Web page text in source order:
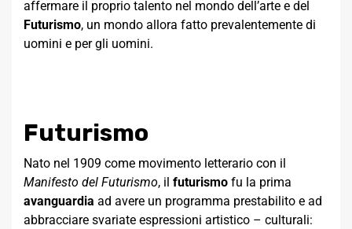
affermare il proprio talento nel mondo dell’arte e del
Futurismo, un mondo allora fatto prevalentemente di
uomini e per gli uomini.
Futurismo
Nato nel 1909 come movimento letterario con il
Manifesto del Futurismo, il futurismo fu la prima
avanguardia ad avere un programma prestabilito e ad
abbracciare svariate espressioni artistico – culturali: